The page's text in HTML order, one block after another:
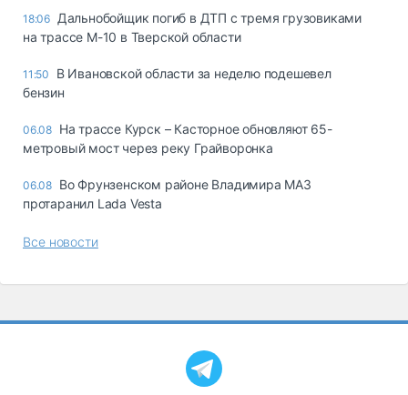
18:06 Дальнобойщик погиб в ДТП с тремя грузовиками
на трассе М-10 в Тверской области
11:50
В Ивановской области за неделю подешевел
бензин
06.08 На трассе Курск – Касторное обновляют 65-
метровый мост через реку Грайворонка
06.08 Во Фрунзенском районе Владимира МАЗ
протаранил Lada Vesta
Все новости